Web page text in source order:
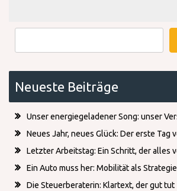
Neueste Beiträge
Unser energiegeladener Song: unser
Neues Jahr, neues Glück: Der erste Tag
Letzter Arbeitstag: Ein Schritt, der alles
Ein Auto muss her: Mobilität als Strategie
Die Steuerberaterin: Klartext, der gut tut